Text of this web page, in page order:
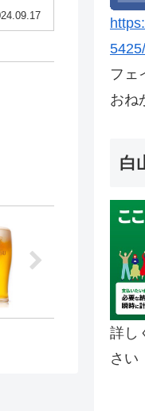
5425/
フェ
おね
白
詳し
さい